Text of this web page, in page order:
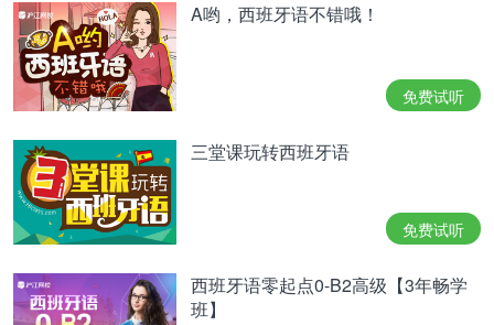
A哟，西班牙语不错哦！
免费试听
三堂课玩转西班牙语
免费试听
西班牙语零起点0-B2高级【3年畅学
班】